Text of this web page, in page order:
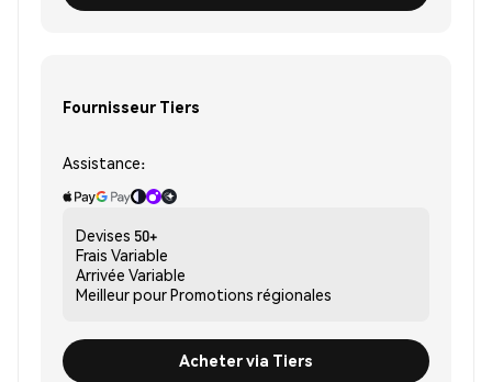
Fournisseur Tiers
Assistance:
Devises 50+
Frais Variable
Arrivée Variable
Meilleur pourPromotions régionales
Acheter via Tiers